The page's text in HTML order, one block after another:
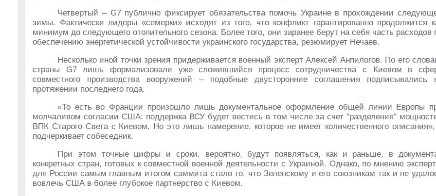
Четвертый – G7 публично фиксирует обязательства помочь Украине в прохождении
зимы. Фактически лидеры «семерки» исходят из того, что конфликт гарантированно продолжится
минимум до следующего отопительного сезона. Более того, они заранее берут на себя часть расходов
обеспечению энергетической устойчивости украинского государства, резюмирует Нечаев.
Несколько иной точки зрения придерживается военный эксперт Алексей Анпилогов. По его
страны G7 лишь формализовали уже сложившийся процесс сотрудничества с Киевом в
совместного производства вооружений – подобные двусторонние соглашения подписывались
протяжении последнего года.
«То есть во Франции произошло лишь документальное оформление общей линии Европы
молчаливом согласии США: поддержка ВСУ будет вестись в том числе за счет "разделения"
ВПК Старого Света с Киевом. Но это лишь намерение, которое не имеет количественного
подчеркивает собеседник.
При этом точные цифры и сроки, вероятно, будут появляться, как и раньше, в
конкретных стран, готовых к совместной военной деятельности с Украиной. Однако, по мнению
для России самым главным итогом саммита стало то, что Зеленскому и его союзникам так и не
вовлечь США в более глубокое партнерство с Киевом.